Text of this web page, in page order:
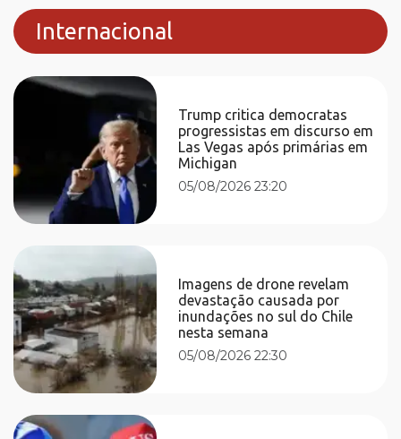
Internacional
Trump critica democratas
progressistas em discurso em
Las Vegas após primárias em
Michigan
05/08/2026 23:20
Imagens de drone revelam
devastação causada por
inundações no sul do Chile
nesta semana
05/08/2026 22:30